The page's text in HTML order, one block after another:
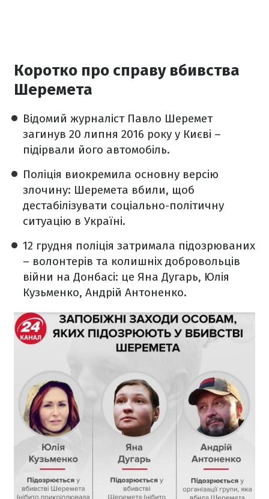
Коротко про справу вбивства
Шеремета
Відомий журналіст Павло Шеремет
загинув 20 липня 2016 року у Києві –
підірвали його автомобіль.
Поліція виокремила основну версію
злочину: Шеремета вбили, щоб
дестабілізувати соціально-політичну
ситуацію в Україні.
12 грудня поліція затримала підозрюваних
– волонтерів та колишніх добровольців
війни на Донбасі: це Яна Дугарь, Юлія
Кузьменко, Андрій Антоненко.